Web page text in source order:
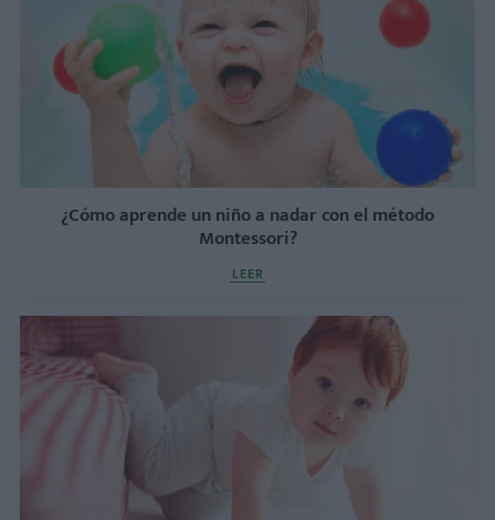
¿Cómo aprende un niño a nadar con el método
Montessori?
LEER